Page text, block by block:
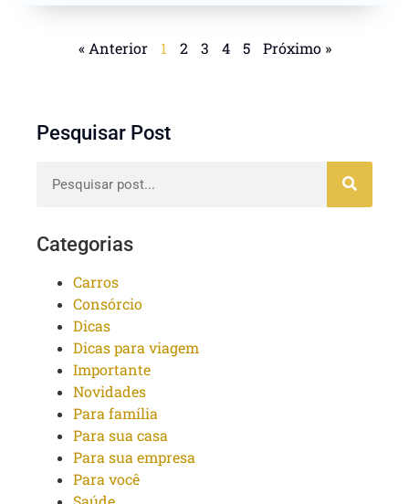
« Anterior 1 2 3 4 5 Próximo »
Pesquisar Post
Categorias
Carros
Consórcio
Dicas
Dicas para viagem
Importante
Novidades
Para família
Para sua casa
Para sua empresa
Para você